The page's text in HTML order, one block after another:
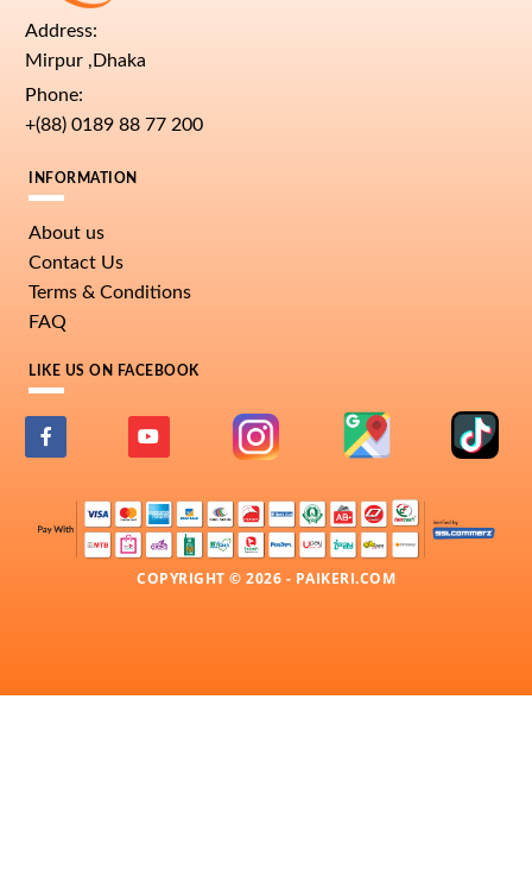
Address:
Mirpur ,Dhaka
Phone:
+(88) 0189 88 77 200
INFORMATION
About us
Contact Us
Terms & Conditions
FAQ
LIKE US ON FACEBOOK
COPYRIGHT © 2026 - PAIKERI.COM